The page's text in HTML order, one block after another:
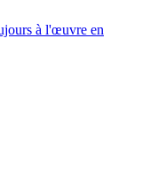
à l'œuvre en